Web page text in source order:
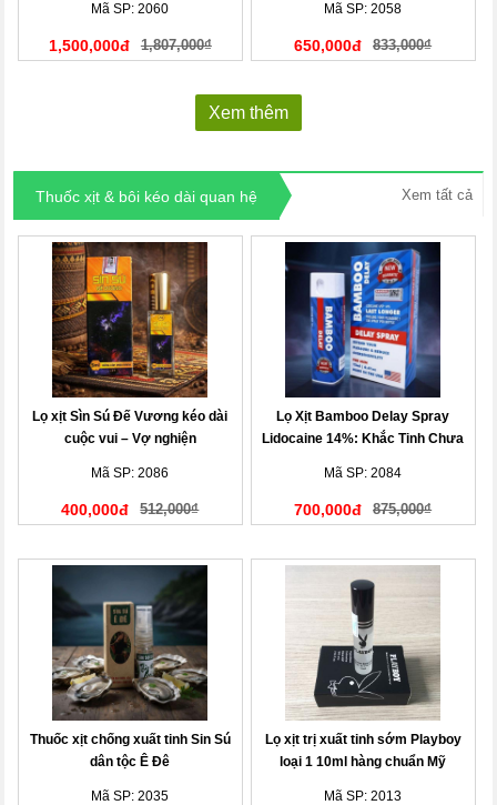
Mã SP: 2060
1,500,000đ 1,807,000₫
Mã SP: 2058
650,000đ 833,000₫
Xem thêm
Thuốc xịt & bôi kéo dài quan hệ Xem tất cả
Lọ xịt Sìn Sú Đế Vương kéo dài
cuộc vui – Vợ nghiện
Mã SP: 2086
400,000đ 512,000₫
Lọ Xịt Bamboo Delay Spray
Lidocaine 14%: Khắc Tinh Chưa
Mã SP: 2084
700,000đ 875,000₫
Thuốc xịt chống xuất tinh Sin Sú
dân tộc Ê Đê
Mã SP: 2035
Lọ xịt trị xuất tinh sớm Playboy
loại 1 10ml hàng chuẩn Mỹ
Mã SP: 2013